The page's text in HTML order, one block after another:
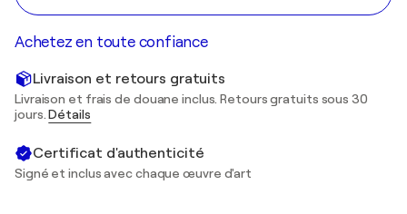
Achetez en toute confiance
Livraison et retours gratuits
Livraison et frais de douane inclus. Retours gratuits sous 30
jours.Détails
Certificat d'authenticité
Signé et inclus avec chaque œuvre d'art